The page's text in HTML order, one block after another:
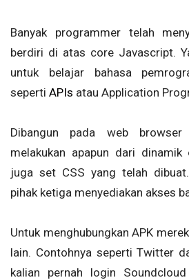
Banyak programmer telah
berdiri di atas core Javascript.
untuk belajar bahasa
seperti APIs atau Application
Dibangun pada web
melakukan apapun dari dinamik
juga set CSS yang telah
pihak ketiga menyediakan akses
Untuk menghubungkan APK
lain. Contohnya seperti Twitter
kalian pernah login